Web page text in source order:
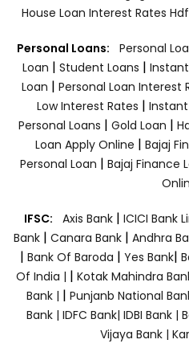
House Loan Interest Rates
Personal Loans: Personal
Loan | Student Loans |
Loan | Personal Loan Interest
Low Interest Rates |
Personal Loans | Gold Loan |
Loan Apply Online | Bajaj
Personal Loan | Bajaj Finance
IFSC: Axis Bank | ICICI Bank
Bank| Canara Bank | Andhra
| Bank Of Baroda | Yes Bank|
Of India | | Kotak Mahindra
Bank | | Punjanb National
Bank | IDFC Bank| IDBI Bank |
Vijaya Bank |